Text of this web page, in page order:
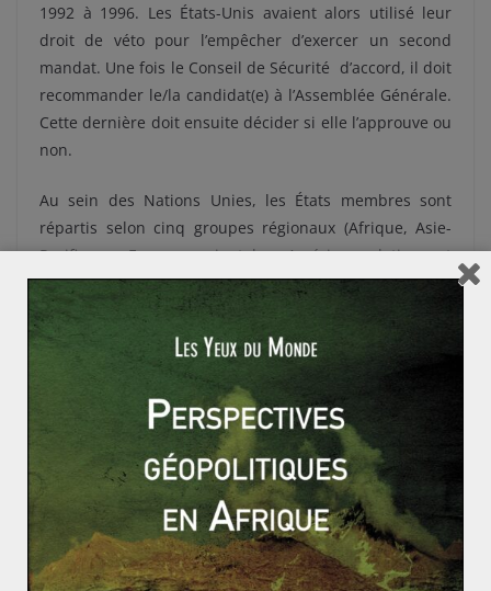
1992 à 1996. Les États-Unis avaient alors utilisé leur
droit de véto pour l’empêcher d’exercer un second
mandat. Une fois le Conseil de Sécurité d’accord, il doit
recommander le/la candidat(e) à l’Assemblée Générale.
Cette dernière doit ensuite décider si elle l’approuve ou
non.
Au sein des Nations Unies, les États membres sont
répartis selon cinq groupes régionaux (Afrique, Asie-
Pacifique, Europe orientale, Amérique latine et
Caraïbes, Europe occidentale). Il a donc été établi, que
la nationalité du SGNU doit alterner entre ces
différentes zones de la planète. De ce fait, après Kofi
Annan, né au Ghana, et B. Ki-moon, originaire de Corée
du Sud, c’est au tour de l’Europe orientale.
Grande nouveauté, les deux candidatures qui font
parler d’elles sont défendues par des femmes, toutes
deux bulgares. La première est Irina Bokova,
actuellement à la tête de l’ UNESCO. Quant à la
deuxième, Kristalina Georgieva, elle est la vice-
présidente de la Commission Européenne. Le Premier